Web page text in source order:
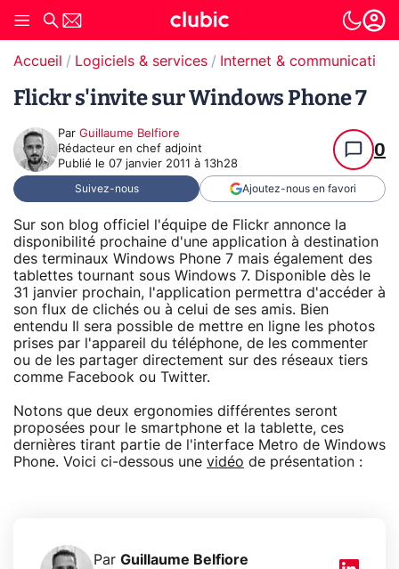
Accueil Logiciels & services Internet & communication
Flickr s'invite sur Windows Phone 7
Par Guillaume Belfiore
Rédacteur en chef adjoint
Publié le 07 janvier 2011 à 13h28
0
Suivez-nous Ajoutez-nous en favori
Sur son blog officiel l'équipe de Flickr annonce la
disponibilité prochaine d'une application à destination
des terminaux Windows Phone 7 mais également des
tablettes tournant sous Windows 7. Disponible dès le
31 janvier prochain, l'application permettra d'accéder à
son flux de clichés ou à celui de ses amis. Bien
entendu Il sera possible de mettre en ligne les photos
prises par l'appareil du téléphone, de les commenter
ou de les partager directement sur des réseaux tiers
comme Facebook ou Twitter.
Notons que deux ergonomies différentes seront
proposées pour le smartphone et la tablette, ces
dernières tirant partie de l'interface Metro de Windows
Phone. Voici ci-dessous une vidéo de présentation :
Par Guillaume Belfiore